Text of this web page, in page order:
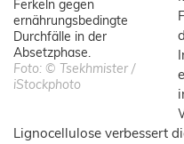
Ferkeln gegen
ernährungsbedingte
Durchfälle in der
Absetzphase.
Foto: © Tsekhmister /
iStockphoto
Lignocellulose verbessert